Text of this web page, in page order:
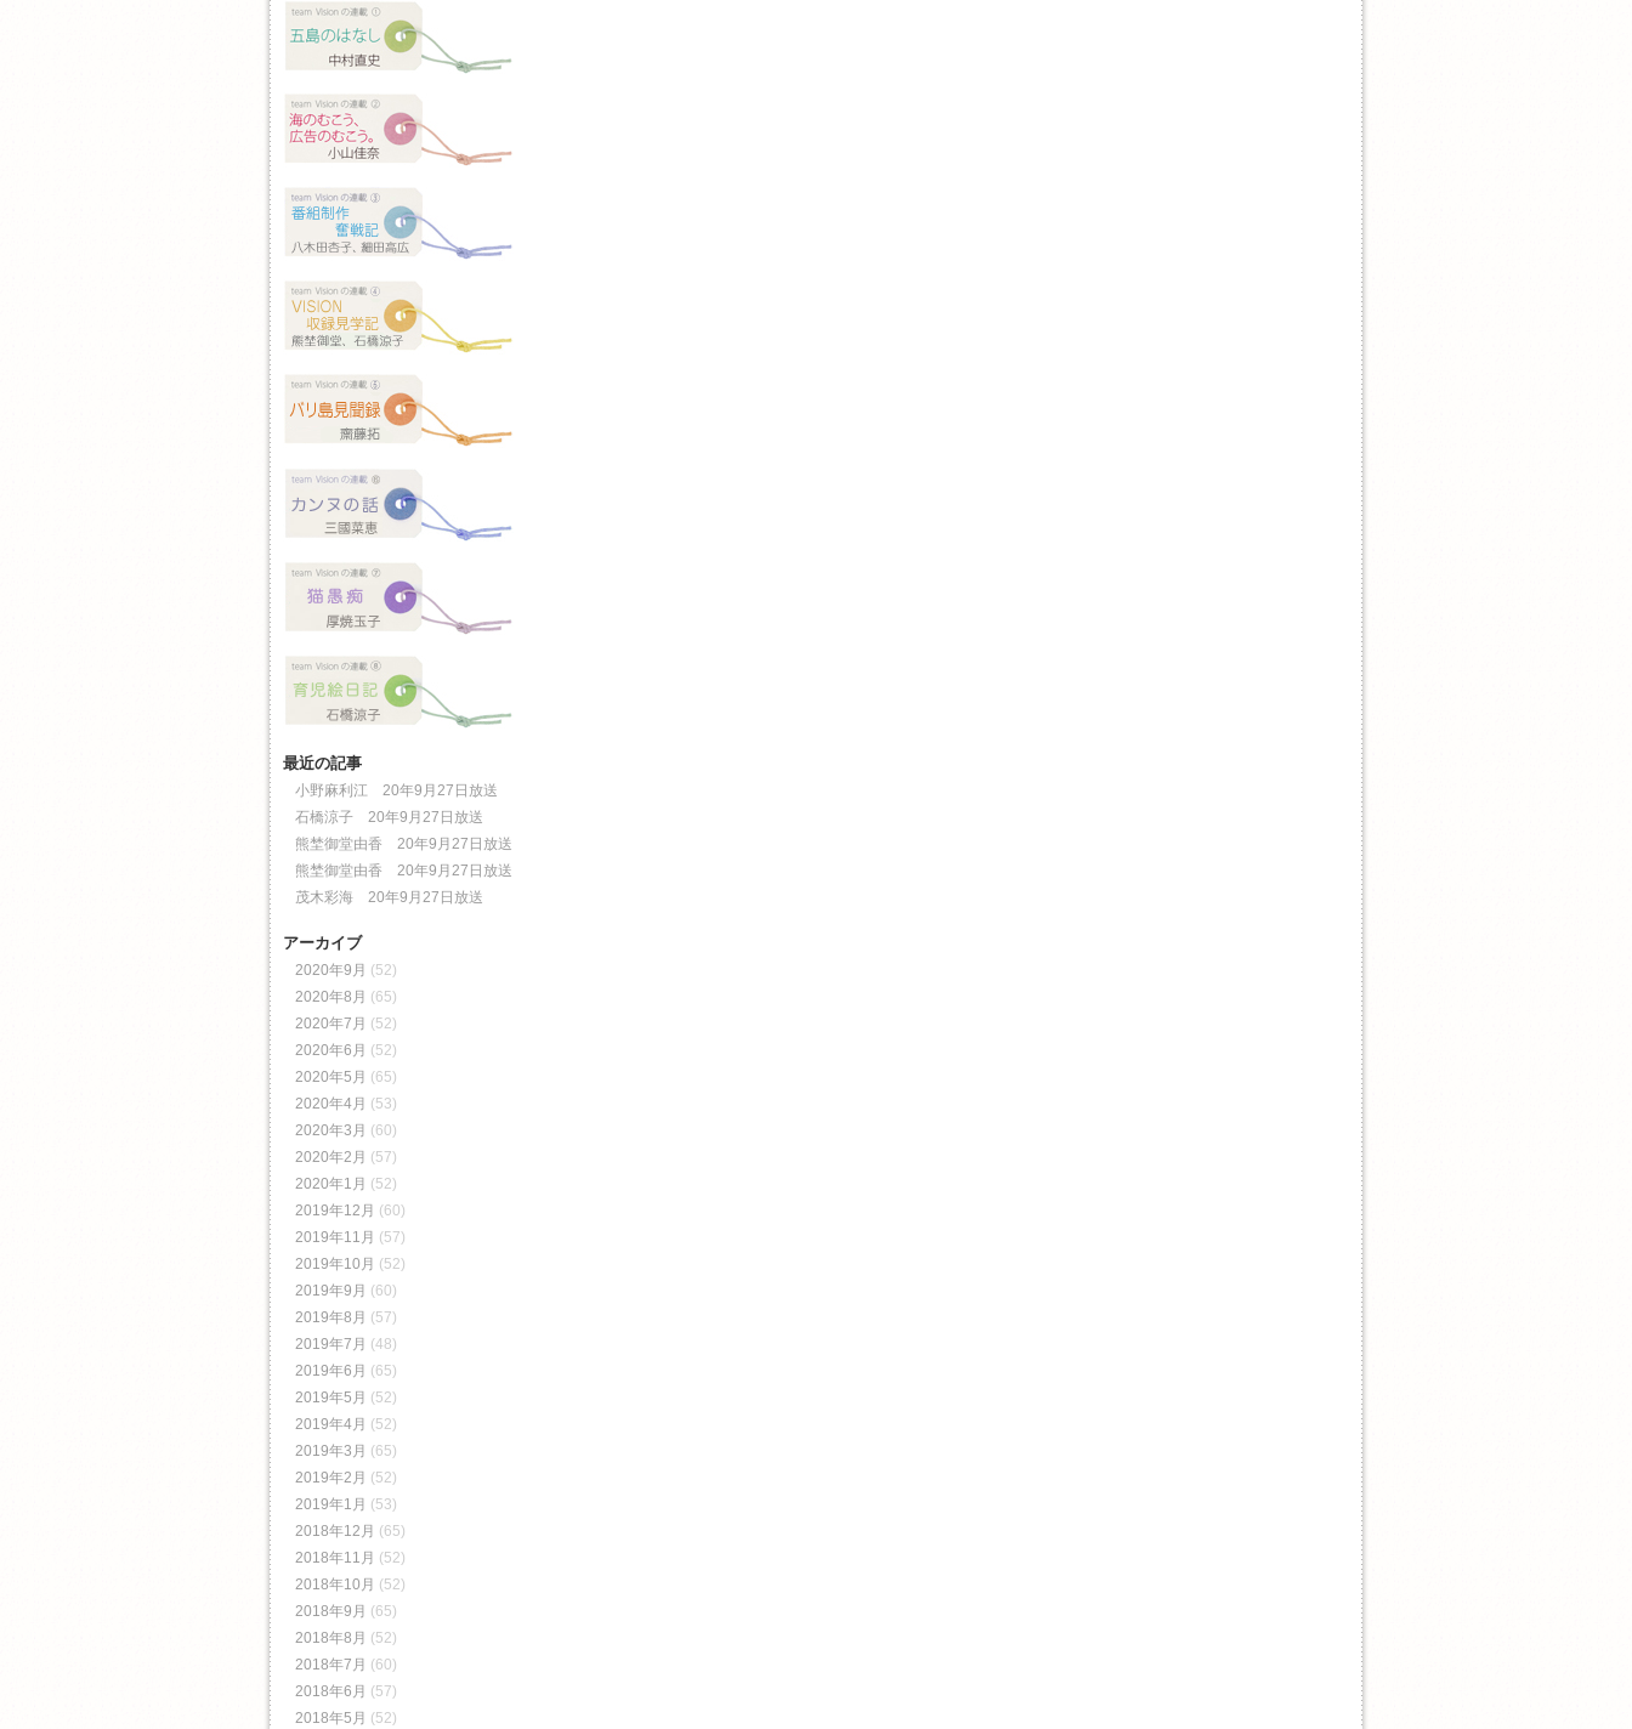
最近の記事
小野麻利江 20年9月27日放送
石橋涼子 20年9月27日放送
熊埜御堂由香 20年9月27日放送
熊埜御堂由香 20年9月27日放送
茂木彩海 20年9月27日放送
アーカイブ
2020年9月 (52)
2020年8月 (65)
2020年7月 (52)
2020年6月 (52)
2020年5月 (65)
2020年4月 (53)
2020年3月 (60)
2020年2月 (57)
2020年1月 (52)
2019年12月 (60)
2019年11月 (57)
2019年10月 (52)
2019年9月 (60)
2019年8月 (57)
2019年7月 (48)
2019年6月 (65)
2019年5月 (52)
2019年4月 (52)
2019年3月 (65)
2019年2月 (52)
2019年1月 (53)
2018年12月 (65)
2018年11月 (52)
2018年10月 (52)
2018年9月 (65)
2018年8月 (52)
2018年7月 (60)
2018年6月 (57)
2018年5月 (52)